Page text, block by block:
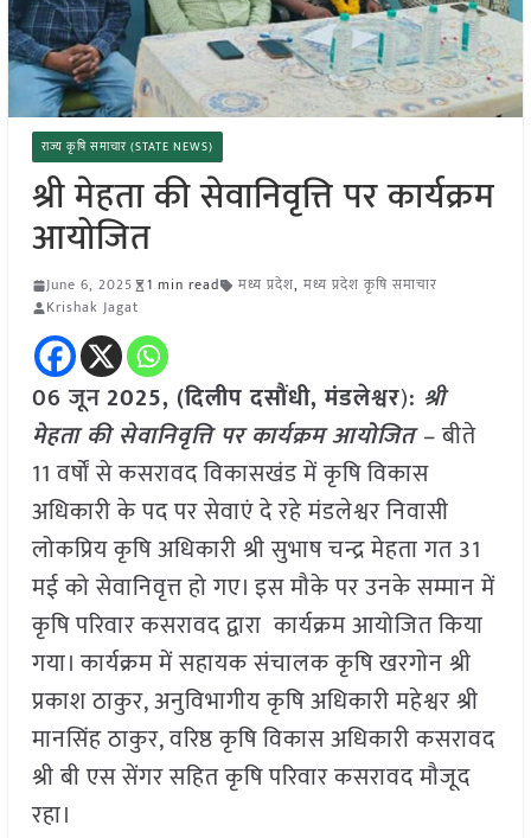
राज्य कृषि समाचार (STATE NEWS)
श्री मेहता की सेवानिवृत्ति पर कार्यक्रम
आयोजित
June 6, 2025 1 min read मध्य प्रदेश, मध्य प्रदेश कृषि समाचार
Krishak Jagat
06 जून2025, (दिलीप दसौंधी, मंडलेश्वर): श्री
मेहता की सेवानिवृत्ति पर कार्यक्रम आयोजित –बीते
11 वर्षों से कसरावद विकासखंड में कृषि विकास
अधिकारी के पद पर सेवाएं दे रहे मंडलेश्वर निवासी
लोकप्रिय कृषि अधिकारी श्री सुभाष चन्द्र मेहता गत 31
मई को सेवानिवृत्त हो गए। इस मौके पर उनके सम्मान में
कृषि परिवार कसरावद द्वारा कार्यक्रम आयोजित किया
गया। कार्यक्रम में सहायक संचालक कृषि खरगोन श्री
प्रकाश ठाकुर, अनुविभागीय कृषि अधिकारी महेश्वर श्री
मानसिंह ठाकुर, वरिष्ठ कृषि विकास अधिकारी कसरावद
श्री बी एस सेंगर सहित कृषि परिवार कसरावद मौजूद
रहा।